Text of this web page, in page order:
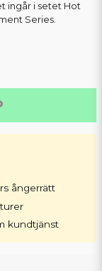
ingår i setet Hot
Series.
ångerrätt
kundtjänst